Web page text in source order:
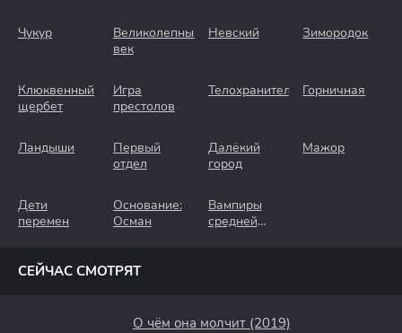
Чукур
Великолепный
век
Невский Зимородок
Клюквенный
щербет
Игра
престолов
Телохранители Горничная
Ландыши
Первый
отдел
Далёкий
город
Мажор
Дети
перемен
Основание:
Осман
Вампиры
средней
СЕЙЧАС СМОТРЯТ
О чём она молчит (2019)